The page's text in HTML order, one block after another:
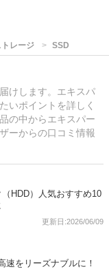
トレージ SSD
けします。エキスパ
いポイントを詳しく
の中からエキスパー
ーからの口コミ情報
HDD）人気おすすめ10
更新日:2026/06/09
速をリーズナブルに！